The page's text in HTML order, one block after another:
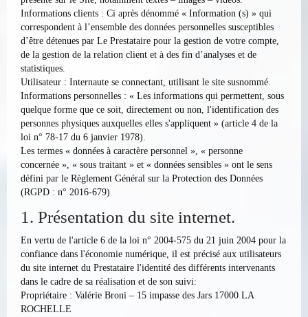
Informations clients : Ci après dénommé « Information (s) » qui
correspondent à l’ensemble des données personnelles susceptibles
d’être détenues par Le Prestataire pour la gestion de votre compte,
de la gestion de la relation client et à des fin d’analyses et de
statistiques.
Utilisateur : Internaute se connectant, utilisant le site susnommé.
Informations personnelles : « Les informations qui permettent, sous
quelque forme que ce soit, directement ou non, l'identification des
personnes physiques auxquelles elles s'appliquent » (article 4 de la
loi n° 78-17 du 6 janvier 1978).
Les termes « données à caractère personnel », « personne
concernée », « sous traitant » et « données sensibles » ont le sens
défini par le Règlement Général sur la Protection des Données
(RGPD : n° 2016-679)
1. Présentation du site internet.
En vertu de l'article 6 de la loi n° 2004-575 du 21 juin 2004 pour la
confiance dans l'économie numérique, il est précisé aux utilisateurs
du site internet du Prestataire l'identité des différents intervenants
dans le cadre de sa réalisation et de son suivi:
Propriétaire : Valérie Broni – 15 impasse des Jars 17000 LA
ROCHELLE